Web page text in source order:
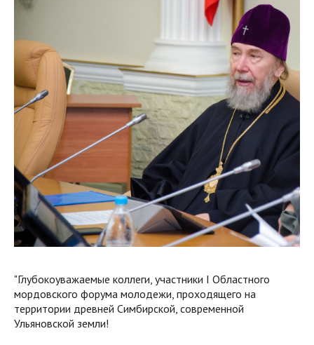
"Глубокоуважаемые коллеги, участники I Областного
мордовского форума молодежи, проходящего на
территории древней Симбирской, современной
Ульяновской земли!